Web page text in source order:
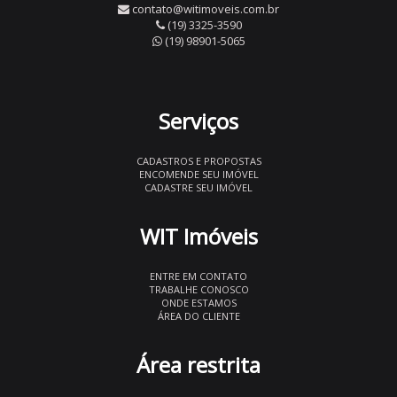
contato@witimoveis.com.br
(19) 3325-3590
(19) 98901-5065
Serviços
CADASTROS E PROPOSTAS
ENCOMENDE SEU IMÓVEL
CADASTRE SEU IMÓVEL
WIT Imóveis
ENTRE EM CONTATO
TRABALHE CONOSCO
ONDE ESTAMOS
ÁREA DO CLIENTE
Área restrita